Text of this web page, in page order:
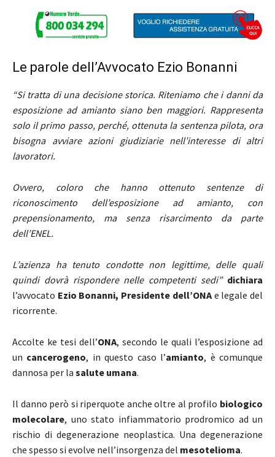
Le parole dell’Avvocato Ezio Bonanni
“Si tratta di una decisione storica. Riteniamo che i danni da
esposizione ad amianto siano ben maggiori. Rappresenta
solo il primo passo, perché, ottenuta la sentenza pilota, ora
bisogna avviare azioni giudiziarie nell’interesse di altri
lavoratori.
Ovvero, coloro che hanno ottenuto sentenze di
riconoscimento dell’esposizione ad amianto, con
prepensionamento, ma senza risarcimento da parte
dell’ENEL.
L’azienza ha tenuto condotte non legittime, delle quali
quindi dovrà rispondere nelle competenti sedi” dichiara
l’avvocato Ezio Bonanni, Presidente dell’ONA e legale del
ricorrente.
Accolte ke tesi dell’ONA, secondo le quali l’esposizione ad
un cancerogeno, in questo caso l’amianto, è comunque
dannosa per la salute umana.
Il danno però si riperquote anche oltre al profilo biologico
molecolare, uno stato infiammatorio prodromico ad un
rischio di degenerazione neoplastica. Una degenerazione
che spesso si evolve nell’insorgenza del mesotelioma.